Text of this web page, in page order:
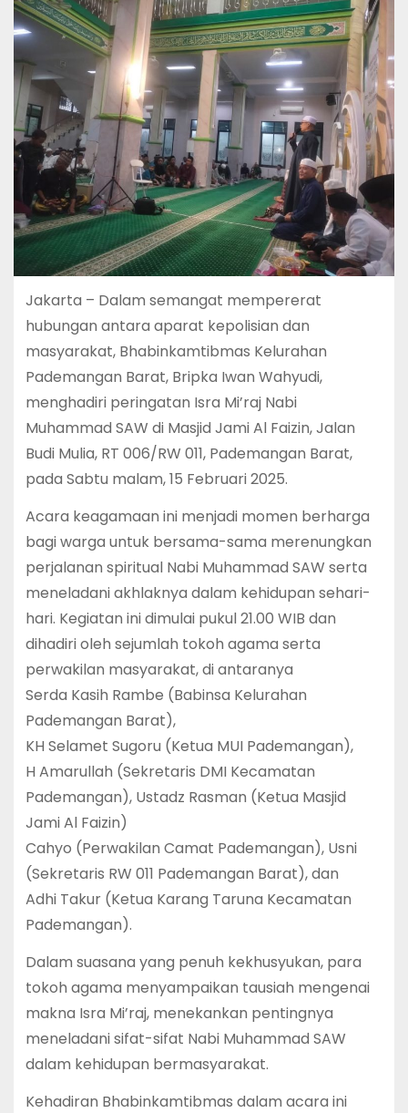
Jakarta – Dalam semangat mempererat
hubungan antara aparat kepolisian dan
masyarakat, Bhabinkamtibmas Kelurahan
Pademangan Barat, Bripka Iwan Wahyudi,
menghadiri peringatan Isra Mi’raj Nabi
Muhammad SAW di Masjid Jami Al Faizin, Jalan
Budi Mulia, RT 006/RW 011, Pademangan Barat,
pada Sabtu malam, 15 Februari 2025.
Acara keagamaan ini menjadi momen berharga
bagi warga untuk bersama-sama merenungkan
perjalanan spiritual Nabi Muhammad SAW serta
meneladani akhlaknya dalam kehidupan sehari-
hari. Kegiatan ini dimulai pukul 21.00 WIB dan
dihadiri oleh sejumlah tokoh agama serta
perwakilan masyarakat, di antaranya
Serda Kasih Rambe (Babinsa Kelurahan
Pademangan Barat),
KH Selamet Sugoru (Ketua MUI Pademangan),
H Amarullah (Sekretaris DMI Kecamatan
Pademangan), Ustadz Rasman (Ketua Masjid
Jami Al Faizin)
Cahyo (Perwakilan Camat Pademangan), Usni
(Sekretaris RW 011 Pademangan Barat), dan
Adhi Takur (Ketua Karang Taruna Kecamatan
Pademangan).
Dalam suasana yang penuh kekhusyukan, para
tokoh agama menyampaikan tausiah mengenai
makna Isra Mi’raj, menekankan pentingnya
meneladani sifat-sifat Nabi Muhammad SAW
dalam kehidupan bermasyarakat.
Kehadiran Bhabinkamtibmas dalam acara ini